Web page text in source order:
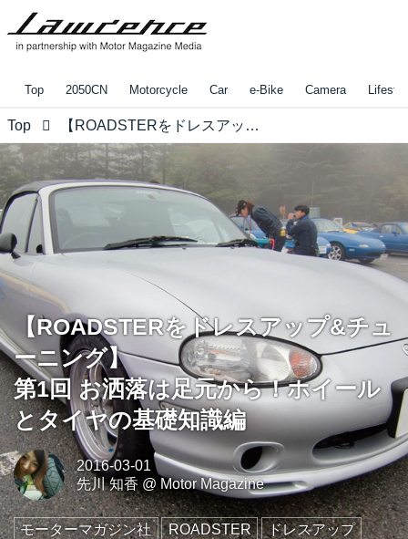
Top 2050CN Motorcycle Car e-Bike Camera
Top 【ROADSTERをドレスアップ&チューニング】 第1回 お洒落は足元から！ホイールとタイヤの基礎知識編
【ROADSTERをドレスアップ&チュ
ーニング】
第1回 お洒落は足元から！ホイール
とタイヤの基礎知識編
2016-03-01
先川 知香 @ Motor Magazine
モーターマガジン社 ROADSTER
ドレスアップ